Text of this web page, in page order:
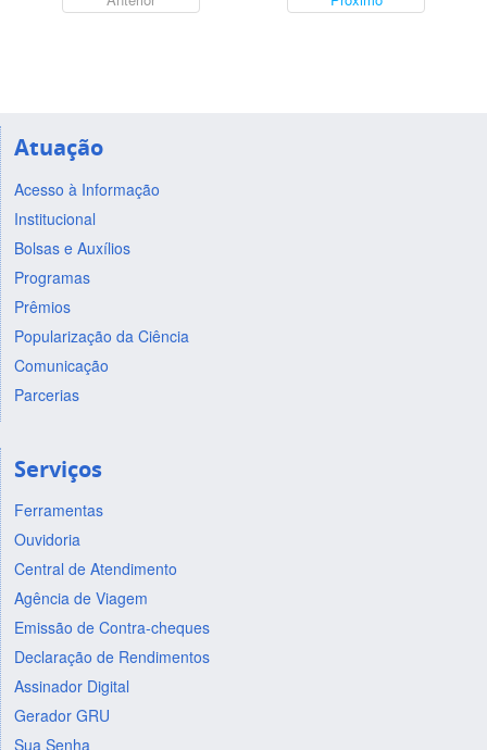
Atuação
Acesso à Informação
Institucional
Bolsas e Auxílios
Programas
Prêmios
Popularização da Ciência
Comunicação
Parcerias
Serviços
Ferramentas
Ouvidoria
Central de Atendimento
Agência de Viagem
Emissão de Contra-cheques
Declaração de Rendimentos
Assinador Digital
Gerador GRU
Sua Senha